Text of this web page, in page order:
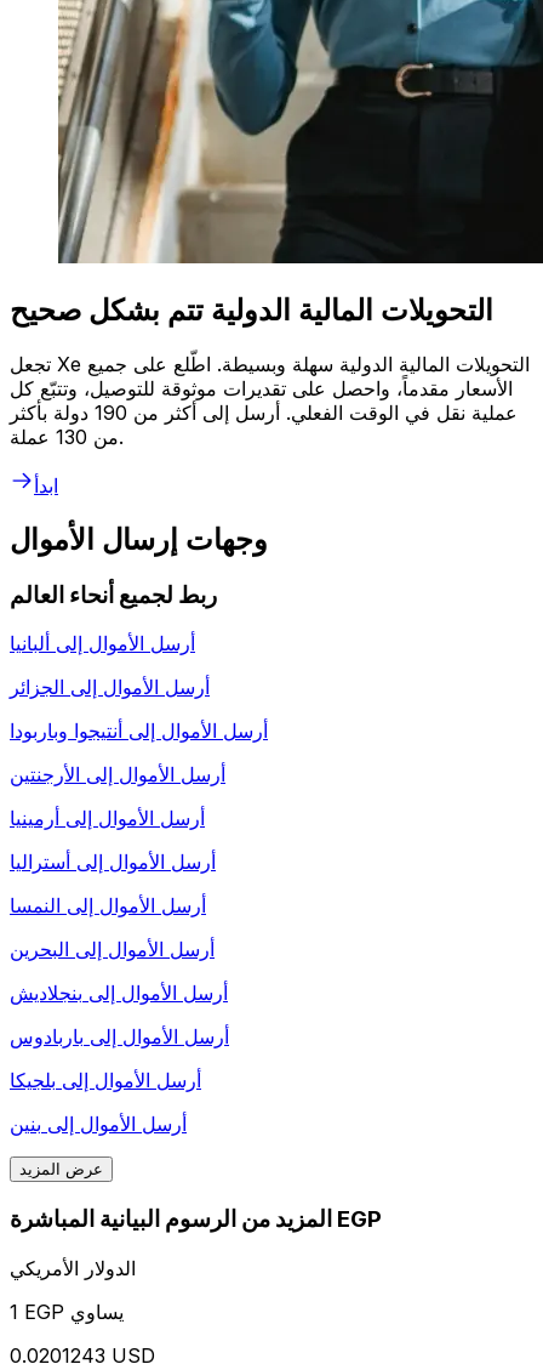
التحويلات المالية الدولية تتم بشكل صحيح
تجعل Xe التحويلات المالية الدولية سهلة وبسيطة. اطّلع على جميع
الأسعار مقدماً، واحصل على تقديرات موثوقة للتوصيل، وتتبّع كل
عملية نقل في الوقت الفعلي. أرسل إلى أكثر من 190 دولة بأكثر
من 130 عملة.
ابدأ
وجهات إرسال الأموال
ربط لجميع أنحاء العالم
أرسل الأموال إلى ألبانيا
أرسل الأموال إلى الجزائر
أرسل الأموال إلى أنتيجوا وباربودا
أرسل الأموال إلى الأرجنتين
أرسل الأموال إلى أرمينيا
أرسل الأموال إلى أستراليا
أرسل الأموال إلى النمسا
أرسل الأموال إلى البحرين
أرسل الأموال إلى بنجلاديش
أرسل الأموال إلى باربادوس
أرسل الأموال إلى بلجيكا
أرسل الأموال إلى بنين
عرض المزيد
المزيد من الرسوم البيانية المباشرة EGP
الدولار الأمريكي
1 EGP يساوي
0.0201243 USD